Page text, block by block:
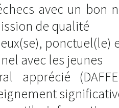
avec un bon
de qualité
avec les jeunes
apprécié